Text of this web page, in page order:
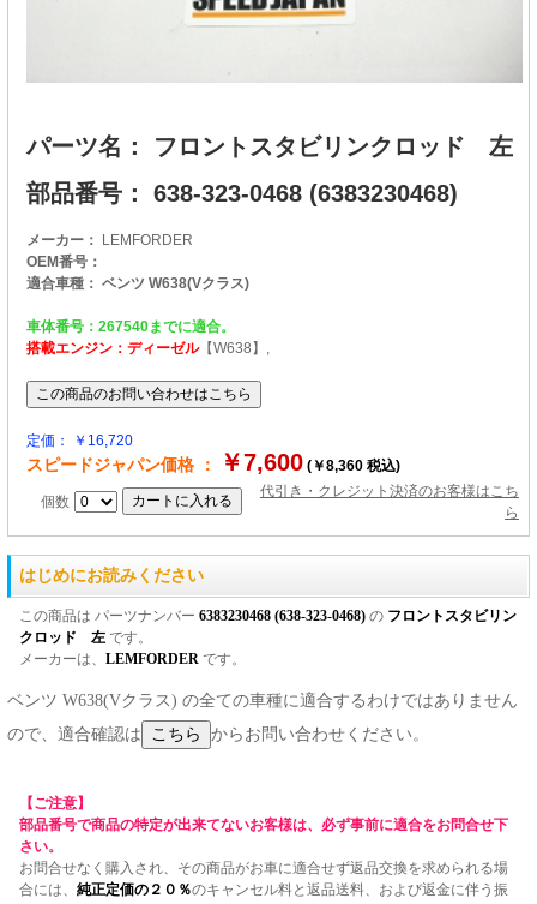
パーツ名： フロントスタビリンクロッド 左
部品番号： 638-323-0468 (6383230468)
メーカー：
LEMFORDER
OEM番号：
適合車種： ベンツ W638(Vクラス)
車体番号：267540までに適合。
搭載エンジン：ディーゼル【W638】,
定価： ￥16,720
スピードジャパン価格 ： ￥7,600 (￥8,360 税込)
個数
代引き・クレジット決済のお客様はこち
ら
はじめにお読みください
この商品は パーツナンバー 6383230468 (638-323-0468) の フロントスタビリン
クロッド 左 です。
メーカーは、 LEMFORDER です。
ベンツ W638(Vクラス) の全ての車種に適合するわけではありません
ので、適合確認は
からお問い合わせください。
【ご注意】
部品番号で商品の特定が出来てないお客様は、必ず事前に適合をお問合せ下
さい。
お問合せなく購入され、その商品がお車に適合せず返品交換を求められる場
合には、 純正定価の２０％のキャンセル料と返品送料、および返金に伴う振